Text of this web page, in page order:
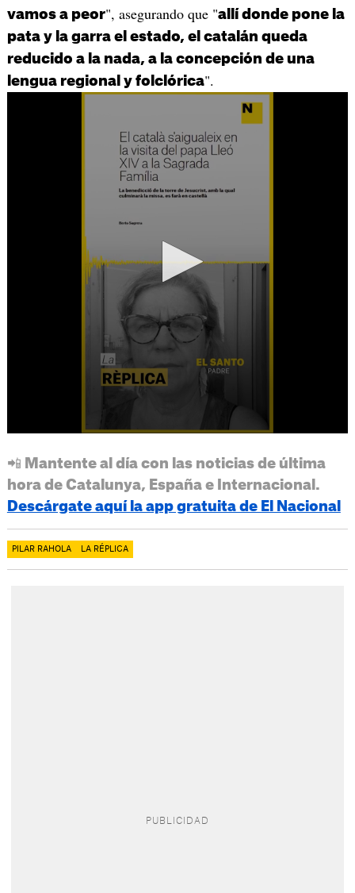
vamos a peor", asegurando que "allí donde pone la
pata y la garra el estado, el catalán queda
reducido a la nada, a la concepción de una
lengua regional y folclórica".
📲 Mantente al día con las noticias de última
hora de Catalunya, España e Internacional.
Descárgate aquí la app gratuita de El Nacional
PILAR RAHOLA LA RÉPLICA